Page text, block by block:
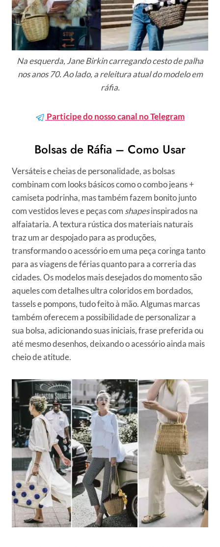
Na esquerda, Jane Birkin carregando cesto de palha
nos anos 70. Ao lado, a releitura atual do modelo em
ráfia.
Participe do nosso canal no Telegram
Bolsas de Ráfia – Como Usar
Versáteis e cheias de personalidade, as bolsas
combinam com looks básicos como o combo jeans +
camiseta podrinha, mas também fazem bonito junto
com vestidos leves e peças com shapesinspirados na
alfaiataria. A textura rústica dos materiais naturais
traz um ar despojado para as produções,
transformando o acessório em uma peça coringa tanto
para as viagens de férias quanto para a correria das
cidades. Os modelos mais desejados do momento são
aqueles com detalhes ultra coloridos em bordados,
tassels e pompons, tudo feito à mão. Algumas marcas
também oferecem a possibilidade de personalizar a
sua bolsa, adicionando suas iniciais, frase preferida ou
até mesmo desenhos, deixando o acessório ainda mais
cheio de atitude.